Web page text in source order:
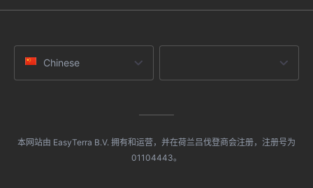
Chinese
本网站由 EasyTerra B.V. 拥有和运营，并在荷兰吕伐登商会注册，注册号为
01104443。